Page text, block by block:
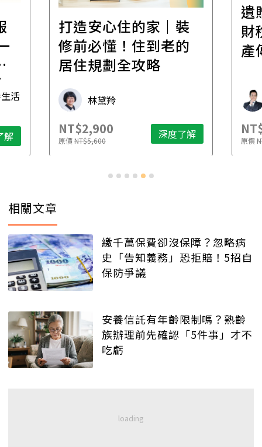
活
解
打造安心住的家｜裝
修前必懂！住到老的
居住規劃全攻略
林黛羚
NT$2,900
原價NT$5,600 深度了解
遺
財
產
原價
相關文章
繳千萬保費卻沒保障？忽略病
史「告知義務」恐拒賠！5招自
保防爭議
安養信託有年齡限制嗎？熟齡
族辦理前先確認「5件事」才不
吃虧